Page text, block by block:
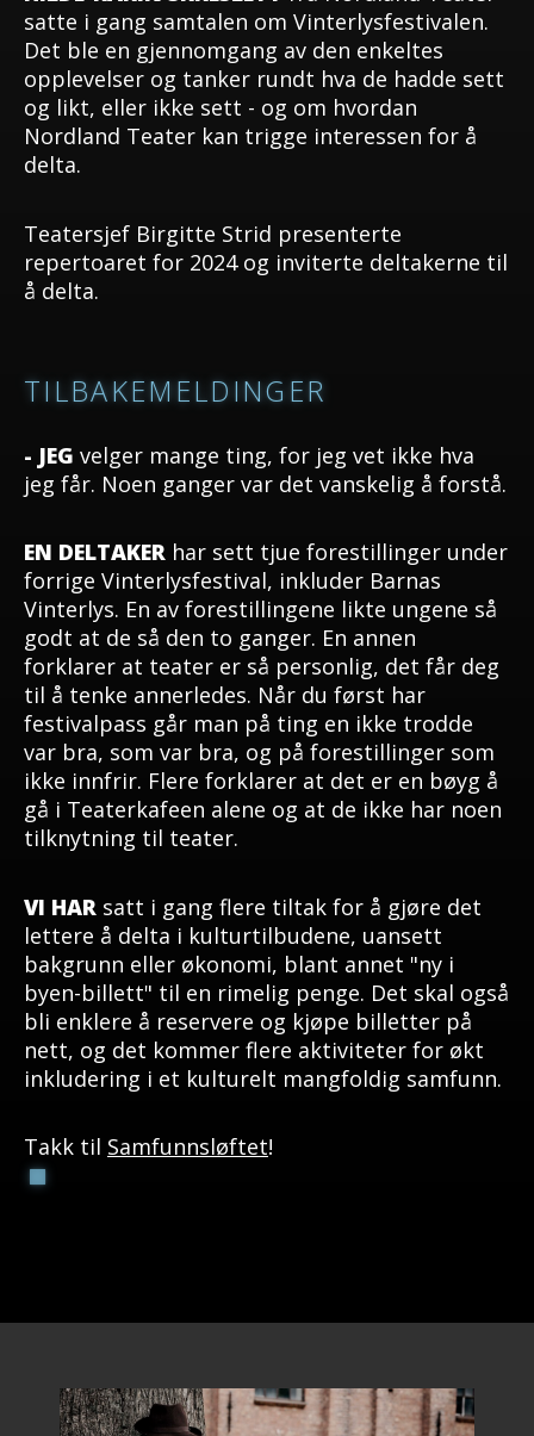
satte i gang samtalen om Vinterlysfestivalen.
Det ble en gjennomgang av den enkeltes
opplevelser og tanker rundt hva de hadde sett
og likt, eller ikke sett - og om hvordan
Nordland Teater kan trigge interessen for å
delta.
Teatersjef Birgitte Strid presenterte
repertoaret for 2024 og inviterte deltakerne til
å delta.
TILBAKEMELDINGER
- JEG velger mange ting, for jeg vet ikke hva
jeg får. Noen ganger var det vanskelig å forstå.
EN DELTAKER har sett tjue forestillinger under
forrige Vinterlysfestival, inkluder Barnas
Vinterlys. En av forestillingene likte ungene så
godt at de så den to ganger. En annen
forklarer at teater er så personlig, det får deg
til å tenke annerledes. Når du først har
festivalpass går man på ting en ikke trodde
var bra, som var bra, og på forestillinger som
ikke innfrir. Flere forklarer at det er en bøyg å
gå i Teaterkafeen alene og at de ikke har noen
tilknytning til teater.
VI HAR satt i gang flere tiltak for å gjøre det
lettere å delta i kulturtilbudene, uansett
bakgrunn eller økonomi, blant annet "ny i
byen-billett" til en rimelig penge. Det skal også
bli enklere å reservere og kjøpe billetter på
nett, og det kommer flere aktiviteter for økt
inkludering i et kulturelt mangfoldig samfunn.
Takk til Samfunnsløftet!